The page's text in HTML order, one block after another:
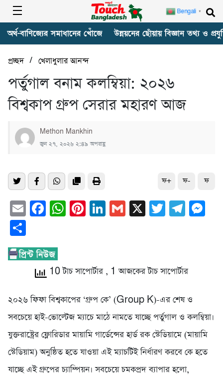
অর্থ-বাণিজ্যের সমাধানের খোঁজে উন্নয়নের ছোঁয়ায় বিজ্ঞান তথ্য ও
প্রচ্ছদ/ খেলাধুলার আনন্দ
পর্তুগাল বনাম কলম্বিয়া: ২০২৬
বিশ্বকাপ গ্রুপ সেরার মহারণ আজ
Methon Mankhin
জুন ২৭, ২০২৬ ২:৪৯ অপরাহ্ণ
ফ+ ফ- ফ
EmailFacebook
WhatsApp
Pinterest
LinkedIn
Gmail
X Twitter
10 টাচ সাপোর্টার , 1 আজকের টাচ সাপোর্টার
২০২৬ ফিফা বিশ্বকাপের ‘গ্রুপ কে’ (Group K)-এর শেষ ও
সবচেয়ে হাই-ভোল্টেজ ম্যাচে মাঠে নামতে যাচ্ছে পর্তুগাল ও কলম্বিয়া।
যুক্তরাষ্ট্রের ফ্লোরিডার মায়ামি গার্ডেন্সের হার্ড রক স্টেডিয়ামে (মায়ামি
স্টেডিয়াম) অনুষ্ঠিত হতে যাওয়া এই ম্যাচটিই নির্ধারণ করবে কে হতে
যাচ্ছে এই গ্রুপের চ্যাম্পিয়ন। সবচেয়ে চমকপ্রদ ব্যাপার হলো,
Bengali ▼